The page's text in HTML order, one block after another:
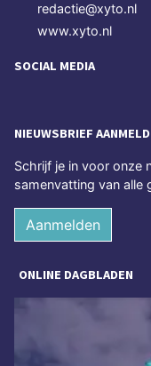
redactie@xyto.nl
www.xyto.nl
SOCIAL MEDIA
NIEUWSBRIEF
Schrijf je in voor onze
samenvatting van alle
Aanmelden
ONLINE DAGBLADEN